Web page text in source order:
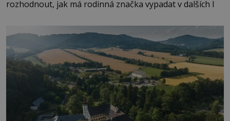
rozhodnout, jak má rodinná značka vypadat v dalších l